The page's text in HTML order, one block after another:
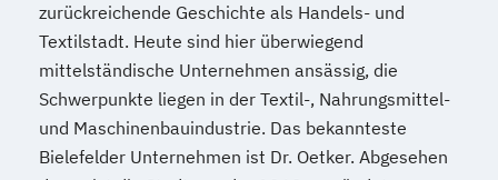
zurückreichende Geschichte als Handels- und
Textilstadt. Heute sind hier überwiegend
mittelständische Unternehmen ansässig, die
Schwerpunkte liegen in der Textil-, Nahrungsmittel-
und Maschinenbauindustrie. Das bekannteste
Bielefelder Unternehmen ist Dr. Oetker. Abgesehen